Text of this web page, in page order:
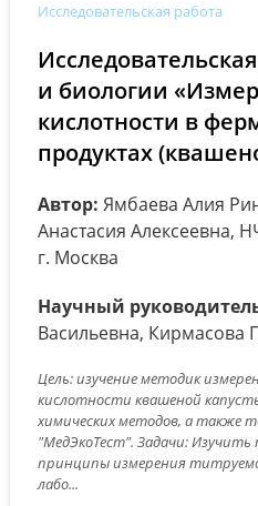
Исследовательская работа
и биологии
кислотности в
продуктах
Автор: Ямбаева Алия
Анастасия
г. Москва
Научный
Васильевна, Кирмасова
Цель: изучение методик
кислотности квашеной
химических методов, а также
"МедЭкоТест". Задачи: Изучить
принципы измерения
лабо...